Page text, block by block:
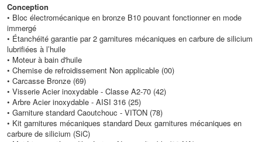
Conception
• Bloc électromécanique en bronze B10 pouvant fonctionner en mode
immergé
• Étanchéité garantie par 2 garnitures mécaniques en carbure de silicium
lubrifiées à l’huile
• Moteur à bain d'huile
• Chemise de refroidissement Non applicable (00)
• Carcasse Bronze (69)
• Visserie Acier inoxydable - Classe A2-70 (42)
• Arbre Acier inoxydable - AISI 316 (25)
• Garniture standard Caoutchouc - VITON (78)
• Kit garnitures mécaniques standard Deux garnitures mécaniques en
carbure de silicium (SiC)